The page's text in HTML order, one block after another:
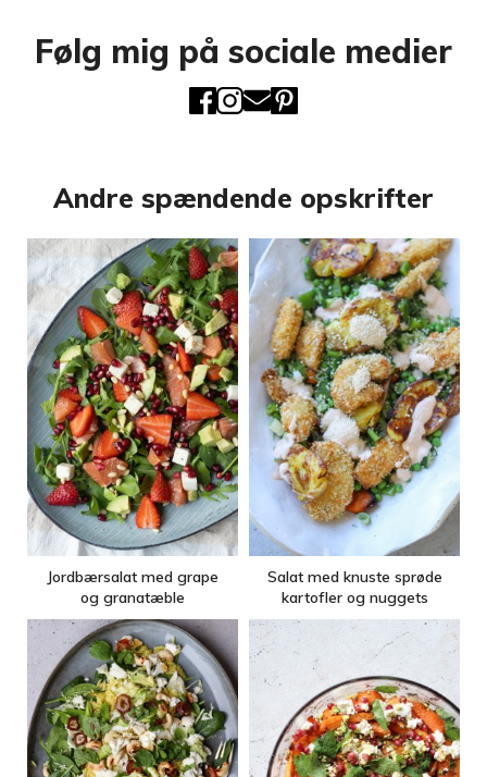
Følg mig på sociale medier
Andre spændende opskrifter
Jordbærsalat med grape
og granatæble
Salat med knuste sprøde
kartofler og nuggets